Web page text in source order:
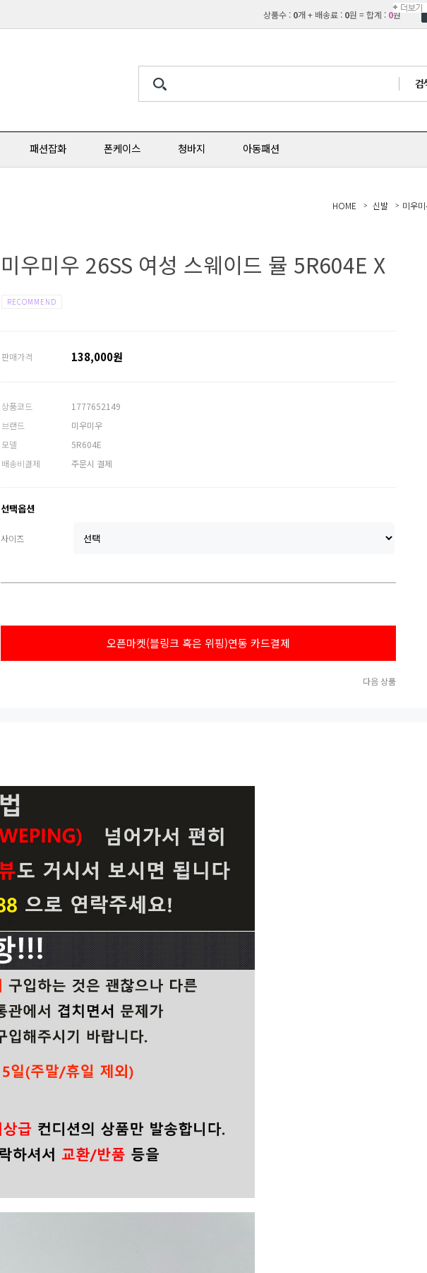
상품수 : 0개 + 배송료 : 0원 = 합계 : 0원
패션잡화 폰케이스 청바지 아동패션
HOME 신발 미우
미우미우 26SS 여성 스웨이드 뮬 5R604E X
RECOMMEND
판매가격 138,000원
상품코드
1777652149
브랜드
미우미우
모델
5R604E
배송비결제
주문시 결제
선택옵션
사이즈
오픈마켓(블링크 혹은 위핑)연동 카드결제
다음 상품